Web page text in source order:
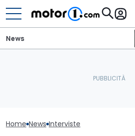
News
Home News Interviste